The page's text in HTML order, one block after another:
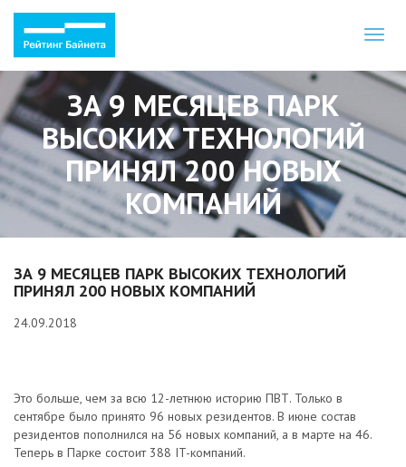
ЗА 9 МЕСЯЦЕВ ПАРК
ВЫСОКИХ ТЕХНОЛОГИЙ
ПРИНЯЛ 200 НОВЫХ
КОМПАНИЙ
ЗА 9 МЕСЯЦЕВ ПАРК ВЫСОКИХ ТЕХНОЛОГИЙ
ПРИНЯЛ 200 НОВЫХ КОМПАНИЙ
24.09.2018
Это больше, чем за всю 12-летнюю историю ПВТ. Только в
сентябре было принято 96 новых резидентов. В июне состав
резидентов пополнился на 56 новых компаний, а в марте на 46.
Теперь в Парке состоит 388 IT-компаний.